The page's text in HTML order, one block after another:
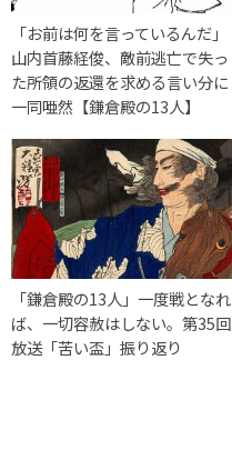
「お前は何を言っているんだ」
山内首藤経俊、敵前逃亡で失っ
た所領の返還を求める言い分に
一同唖然【鎌倉殿の13人】
「鎌倉殿の13人」一度戦となれ
ば、一切容赦はしない。第35回
放送「苦い盃」振り返り